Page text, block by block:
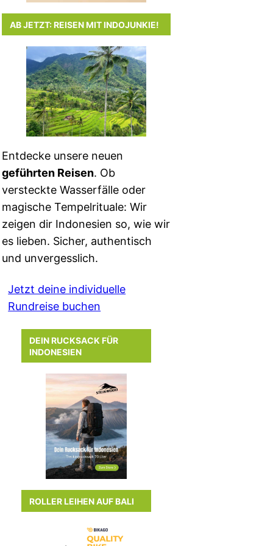
AB JETZT: REISEN MIT INDOJUNKIE!
Entdecke unsere neuen
geführten Reisen. Ob
versteckte Wasserfälle oder
magische Tempelrituale: Wir
zeigen dir Indonesien so, wie wir
es lieben. Sicher, authentisch
und unvergesslich.
Jetzt deine individuelle
Rundreise buchen
DEIN RUCKSACK FÜR
INDONESIEN
ROLLER LEIHEN AUF BALI